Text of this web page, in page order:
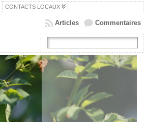
CONTACTS LOCAUX
Commentaires
Articles